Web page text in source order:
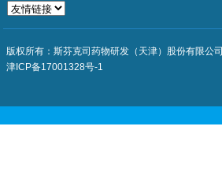
版权所有：斯芬克司药物研发（天津）股份有限公司
津ICP备17001328号-1